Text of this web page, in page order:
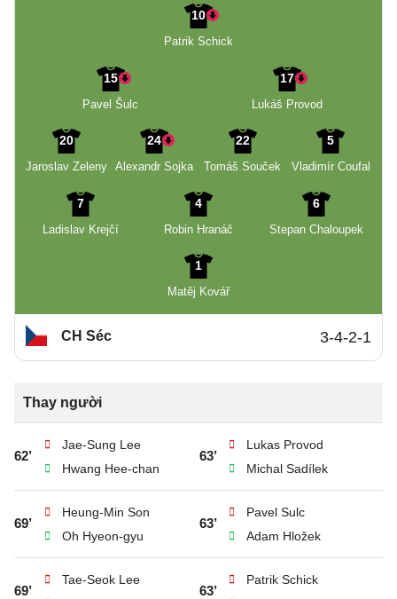
10
Patrik Schick
15
Pavel Šulc
17
Lukáš Provod
20
Jaroslav Zeleny
24
Alexandr Sojka
22
Tomáš Souček
5
Vladimír Coufal
7
Ladislav Krejčí
4
Robin Hranáč
6
Stepan Chaloupek
1
Matěj Kovář
CH Séc 3-4-2-1
Thay người
62’
Jae-Sung Lee
Hwang Hee-chan
63’
Lukas Provod
Michal Sadílek
69’
Heung-Min Son
Oh Hyeon-gyu
63’
Pavel Sulc
Adam Hložek
69’
Tae-Seok Lee
63’
Patrik Schick